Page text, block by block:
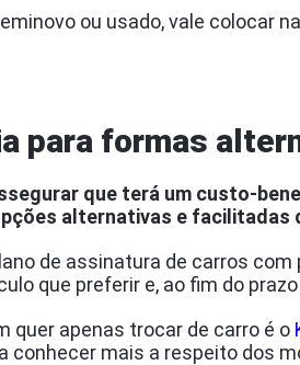
ou usado, vale colocar
para formas
que terá um custo-
alternativas e facilitadas
de assinatura de carros com
que preferir e, ao fim do
quer apenas trocar de carro é o
conhecer mais a respeito dos